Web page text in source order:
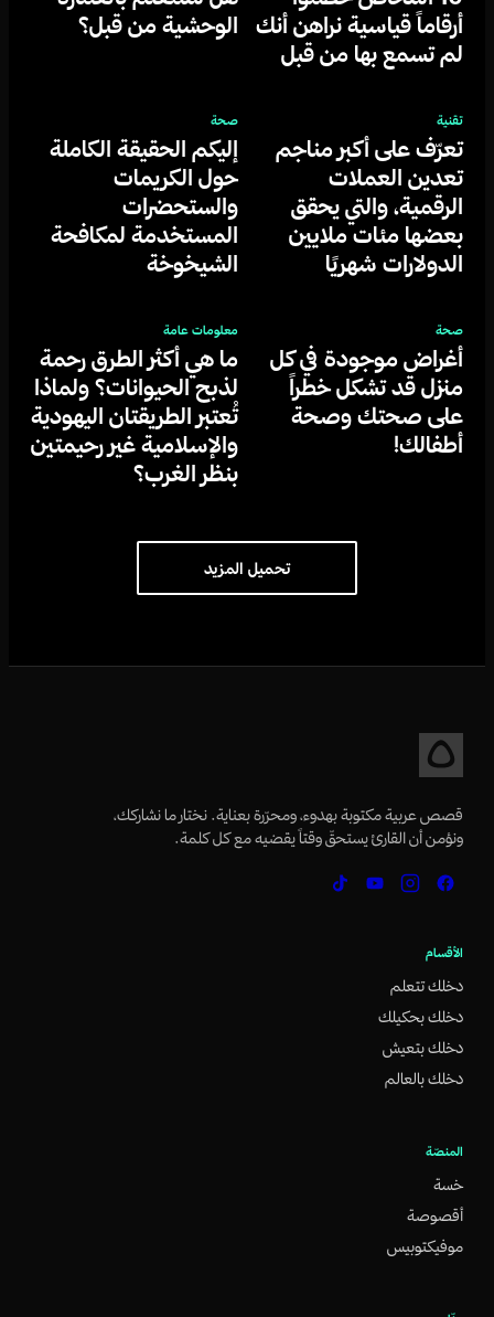
أرقاماً قياسية نراهن أنك
لم تسمع بها من قبل
الوحشية من قبل؟
تقنية
تعرّف على أكبر مناجم
تعدين العملات
الرقمية، والتي يحقق
بعضها مئات ملايين
الدولارات شهريًا
صحة
إليكم الحقيقة الكاملة
حول الكريمات
والستحضرات
المستخدمة لمكافحة
الشيخوخة
صحة
أغراض موجودة في كل
منزل قد تشكل خطراً
على صحتك وصحة
أطفالك!
معلومات عامة
ما هي أكثر الطرق رحمة
لذبح الحيوانات؟ ولماذا
تُعتبر الطريقتان اليهودية
والإسلامية غير رحيمتين
بنظر الغرب؟
تحميل المزيد
قصص عربية مكتوبة بهدوء، ومحرّرة بعناية. نختار ما نشاركك،
ونؤمن أن القارئ يستحقّ وقتاً يقضيه مع كل كلمة.
الأقسام
دخلك تتعلم
دخلك بحكيلك
دخلك بتعيش
دخلك بالعالم
المنصّة
خسة
أقصوصة
موفيكتوبيس